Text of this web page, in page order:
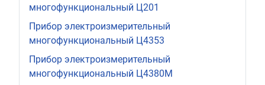
многофункциональный Ц201
Прибор электроизмерительный
многофункциональный Ц4353
Прибор электроизмерительный
многофункциональный Ц4380М